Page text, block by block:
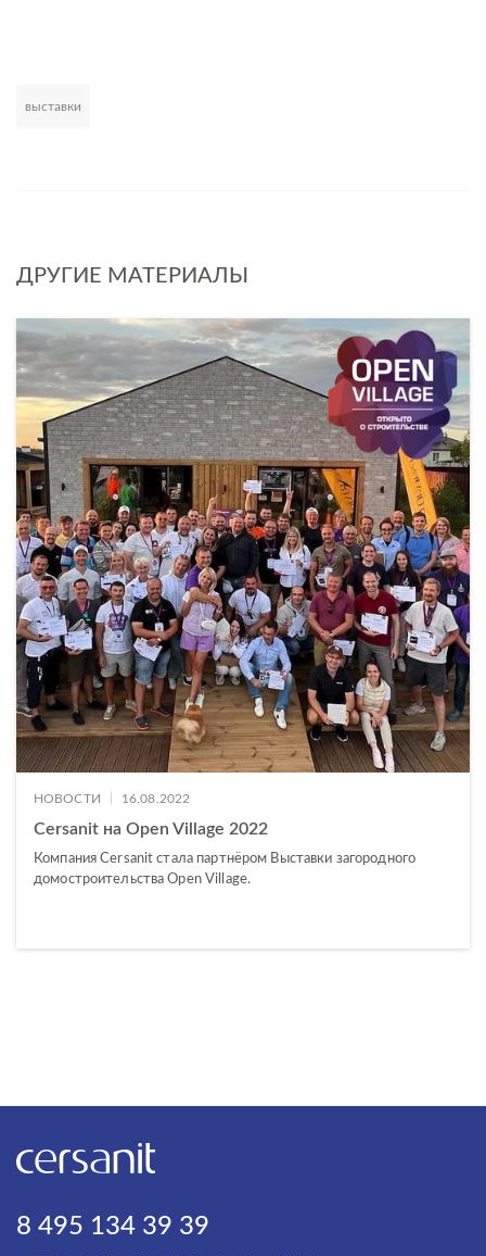
выставки
ДРУГИЕ МАТЕРИАЛЫ
НОВОСТИ 16.08.2022
Cersanit на Open Village 2022
Компания Cersanit стала партнёром Выставки загородного
домостроительства Open Village.
8 495 134 39 39